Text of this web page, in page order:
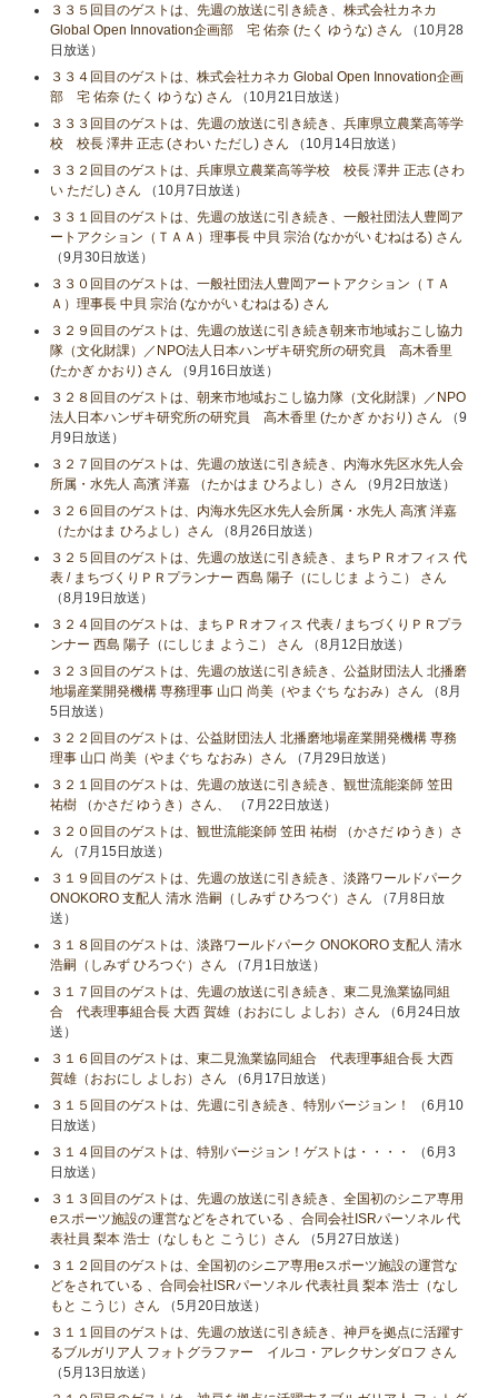
３３５回目のゲストは、先週の放送に引き続き、株式会社カネカ
Global Open Innovation企画部 宅 佑奈 (たく ゆうな) さん （10月28
日放送）
３３４回目のゲストは、株式会社カネカ Global Open Innovation企画
部 宅 佑奈 (たく ゆうな) さん （10月21日放送）
３３３回目のゲストは、先週の放送に引き続き、兵庫県立農業高等学
校 校長 澤井 正志 (さわい ただし) さん （10月14日放送）
３３２回目のゲストは、兵庫県立農業高等学校 校長 澤井 正志 (さわ
い ただし) さん （10月7日放送）
３３１回目のゲストは、先週の放送に引き続き、一般社団法人豊岡ア
ートアクション（ＴＡＡ）理事長 中貝 宗治 (なかがい むねはる) さん
（9月30日放送）
３３０回目のゲストは、一般社団法人豊岡アートアクション（ＴＡ
Ａ）理事長 中貝 宗治 (なかがい むねはる) さん
３２９回目のゲストは、先週の放送に引き続き朝来市地域おこし協力
隊（文化財課）／NPO法人日本ハンザキ研究所の研究員 高木香里
(たかぎ かおり) さん （9月16日放送）
３２８回目のゲストは、朝来市地域おこし協力隊（文化財課）／NPO
法人日本ハンザキ研究所の研究員 高木香里 (たかぎ かおり) さん （9
月9日放送）
３２７回目のゲストは、先週の放送に引き続き、内海水先区水先人会
所属・水先人 高濱 洋嘉 （たかはま ひろよし）さん （9月2日放送）
３２６回目のゲストは、内海水先区水先人会所属・水先人 高濱 洋嘉
（たかはま ひろよし）さん （8月26日放送）
３２５回目のゲストは、先週の放送に引き続き、まちＰＲオフィス 代
表 / まちづくりＰＲプランナー 西島 陽子（にしじま ようこ） さん
（8月19日放送）
３２４回目のゲストは、まちＰＲオフィス 代表 / まちづくりＰＲプラ
ンナー 西島 陽子（にしじま ようこ） さん （8月12日放送）
３２３回目のゲストは、先週の放送に引き続き、公益財団法人 北播磨
地場産業開発機構 専務理事 山口 尚美（やまぐち なおみ）さん （8月
5日放送）
３２２回目のゲストは、公益財団法人 北播磨地場産業開発機構 専務
理事 山口 尚美（やまぐち なおみ）さん （7月29日放送）
３２１回目のゲストは、先週の放送に引き続き、観世流能楽師 笠田
祐樹 （かさだ ゆうき）さん、
（7月22日放送）
３２０回目のゲストは、観世流能楽師 笠田 祐樹 （かさだ ゆうき）さ
ん （7月15日放送）
３１９回目のゲストは、先週の放送に引き続き、淡路ワールドパーク
ONOKORO 支配人 清水 浩嗣（しみず ひろつぐ）さん （7月8日放
送）
３１８回目のゲストは、淡路ワールドパーク ONOKORO 支配人 清水
浩嗣（しみず ひろつぐ）さん （7月1日放送）
３１７回目のゲストは、先週の放送に引き続き、東二見漁業協同組
合 代表理事組合長 大西 賀雄（おおにし よしお）さん （6月24日放
送）
３１６回目のゲストは、東二見漁業協同組合 代表理事組合長 大西
賀雄（おおにし よしお）さん （6月17日放送）
３１５回目のゲストは、先週に引き続き、特別バージョン！
（6月10
日放送）
３１４回目のゲストは、特別バージョン！ゲストは・・・・
（6月3
日放送）
３１３回目のゲストは、先週の放送に引き続き、全国初のシニア専用
eスポーツ施設の運営などをされている 、合同会社ISRパーソネル 代
表社員 梨本 浩士（なしもと こうじ）さん （5月27日放送）
３１２回目のゲストは、全国初のシニア専用eスポーツ施設の運営な
どをされている 、合同会社ISRパーソネル 代表社員 梨本 浩士（なし
もと こうじ）さん （5月20日放送）
３１１回目のゲストは、先週の放送に引き続き、神戸を拠点に活躍す
るブルガリア人 フォトグラファー イルコ・アレクサンダロフ さん
（5月13日放送）